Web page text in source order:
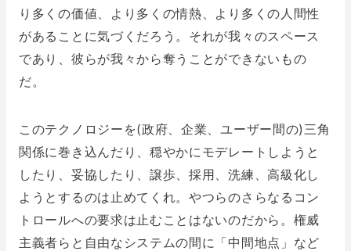
り多くの価値、より多くの情熱、より多くの人間性
があることに気づくだろう。それが我々のスペース
であり、彼らが我々から奪うことができないもの
だ。
このテクノロジーを(政府、企業、ユーザー間の)三角
関係に巻き込んだり、穏やかにモデレートしようと
したり、妥協したり、譲歩、採用、洗練、高級化し
ようとするのは止めてくれ。やつらのさらなるコン
トロールへの要求は止むことはないのだから。権威
主義者らと自由なシステムの間に「中間地点」など